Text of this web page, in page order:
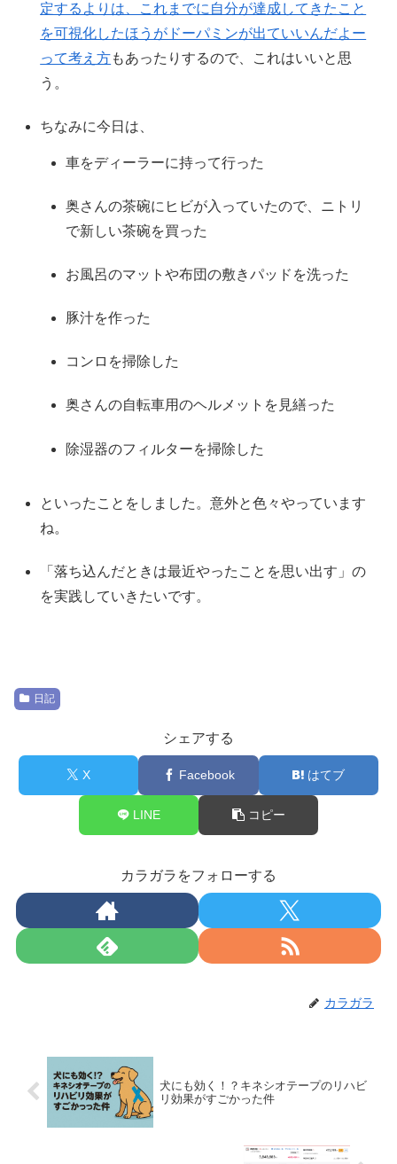
定するよりは、これまでに自分が達成してきたこと
を可視化したほうがドーパミンが出ていいんだよー
って考え方もあったりするので、これはいいと思
う。
ちなみに今日は、
車をディーラーに持って行った
奥さんの茶碗にヒビが入っていたので、ニトリ
で新しい茶碗を買った
お風呂のマットや布団の敷きパッドを洗った
豚汁を作った
コンロを掃除した
奥さんの自転車用のヘルメットを見繕った
除湿器のフィルターを掃除した
といったことをしました。意外と色々やっています
ね。
「落ち込んだときは最近やったことを思い出す」の
を実践していきたいです。
日記
シェアする
X Facebook はてブ
LINE コピー
カラガラをフォローする
カラガラ
犬にも効く！？キネシオテープのリハビ
リ効果がすごかった件